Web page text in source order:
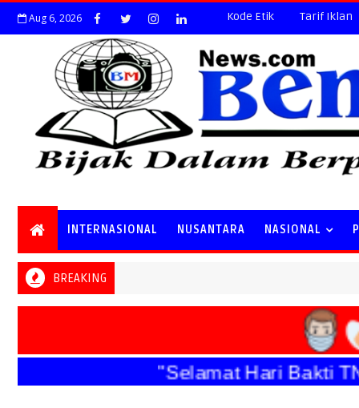
Aug 6, 2026 Kode Etik Tarif Iklan
INTERNASIONAL NUSANTARA NASIONAL
BREAKING
"Selamat Hari Bakti